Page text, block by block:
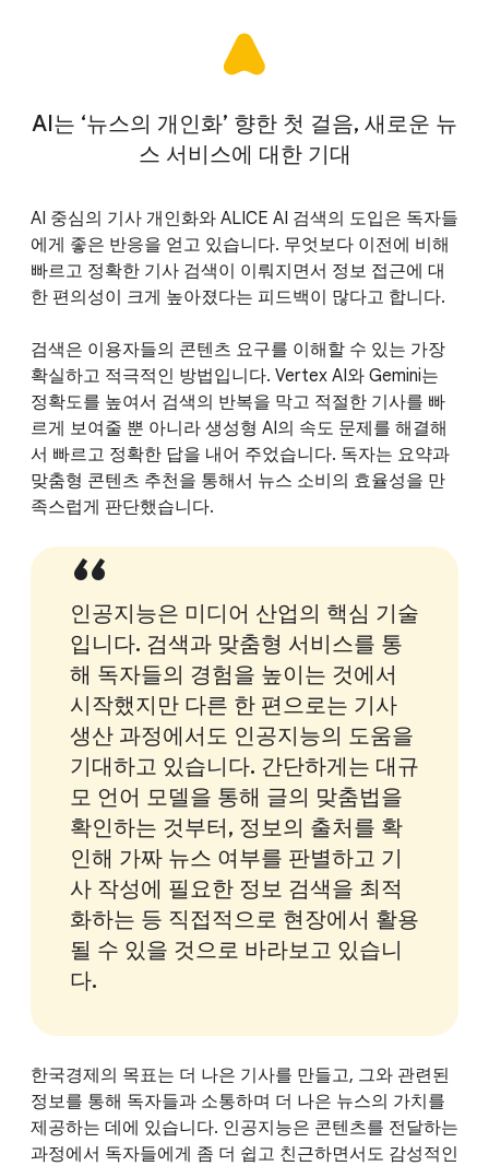
AI는 ‘뉴스의 개인화’ 향한 첫 걸음, 새로운 뉴
스 서비스에 대한 기대
AI 중심의 기사 개인화와 ALICE AI 검색의 도입은 독자들
에게 좋은 반응을 얻고 있습니다. 무엇보다 이전에 비해
빠르고 정확한 기사 검색이 이뤄지면서 정보 접근에 대
한 편의성이 크게 높아졌다는 피드백이 많다고 합니다.
검색은 이용자들의 콘텐츠 요구를 이해할 수 있는 가장
확실하고 적극적인 방법입니다. Vertex AI와 Gemini는
정확도를 높여서 검색의 반복을 막고 적절한 기사를 빠
르게 보여줄 뿐 아니라 생성형 AI의 속도 문제를 해결해
서 빠르고 정확한 답을 내어 주었습니다. 독자는 요약과
맞춤형 콘텐츠 추천을 통해서 뉴스 소비의 효율성을 만
족스럽게 판단했습니다.
인공지능은 미디어 산업의 핵심 기술
입니다. 검색과 맞춤형 서비스를 통
해 독자들의 경험을 높이는 것에서
시작했지만 다른 한 편으로는 기사
생산 과정에서도 인공지능의 도움을
기대하고 있습니다. 간단하게는 대규
모 언어 모델을 통해 글의 맞춤법을
확인하는 것부터, 정보의 출처를 확
인해 가짜 뉴스 여부를 판별하고 기
사 작성에 필요한 정보 검색을 최적
화하는 등 직접적으로 현장에서 활용
될 수 있을 것으로 바라보고 있습니
다.
한국경제의 목표는 더 나은 기사를 만들고, 그와 관련된
정보를 통해 독자들과 소통하며 더 나은 뉴스의 가치를
제공하는 데에 있습니다. 인공지능은 콘텐츠를 전달하는
과정에서 독자들에게 좀 더 쉽고 친근하면서도 감성적인